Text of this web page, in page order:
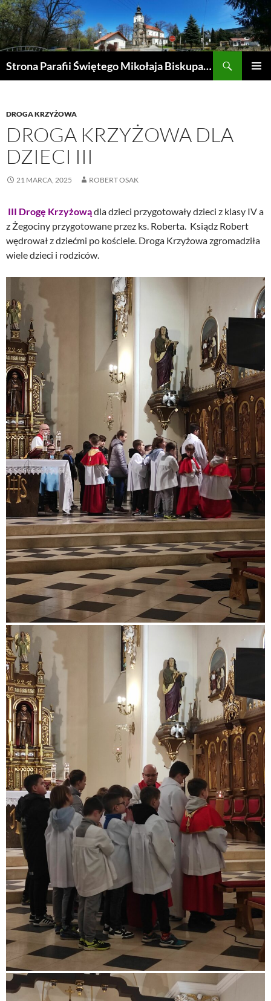
Przejdź
do
treści
Strona Parafii Świętego Mikołaja Biskupa w Żegocinie
DROGA KRZYŻOWA
DROGA KRZYŻOWA DLA
DZIECI III
21 MARCA, 2025 ROBERT OSAK
III Drogę Krzyżowądla dzieci przygotowały dzieci z klasy IV a
z Żegociny przygotowane przez ks. Roberta. Ksiądz Robert
wędrował z dziećmi po kościele. Droga Krzyżowa zgromadziła
wiele dzieci i rodziców.